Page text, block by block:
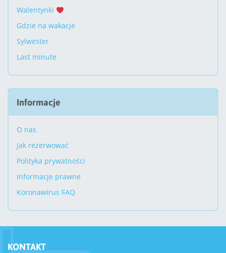
Walentynki
Gdzie na wakacje
Sylwester
Last minute
Informacje
O nas
Jak rezerwować
Polityka prywatności
Informacje prawne
Koronawirus FAQ
KONTAKT